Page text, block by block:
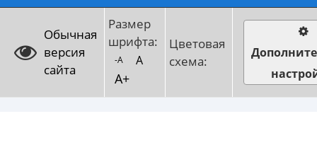
Обычная
версия
сайта
Размер
шрифта:
-A A
A+
Цветовая
схема: